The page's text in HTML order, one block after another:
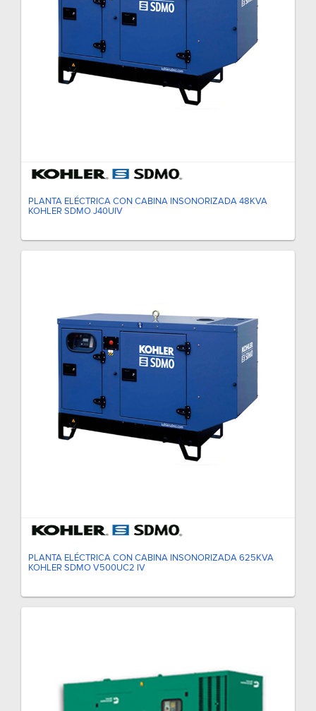
PLANTA ELÉCTRICA CON CABINA INSONORIZADA 48KVA
KOHLER SDMO J40UIV
PLANTA ELÉCTRICA CON CABINA INSONORIZADA 625KVA
KOHLER SDMO V500UC2 IV